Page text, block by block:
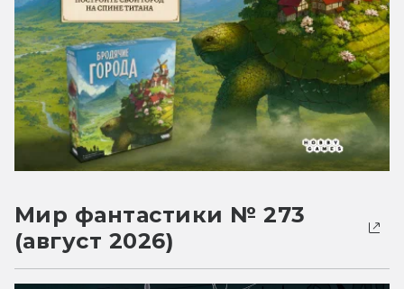
Мир фантастики № 273
(август 2026)